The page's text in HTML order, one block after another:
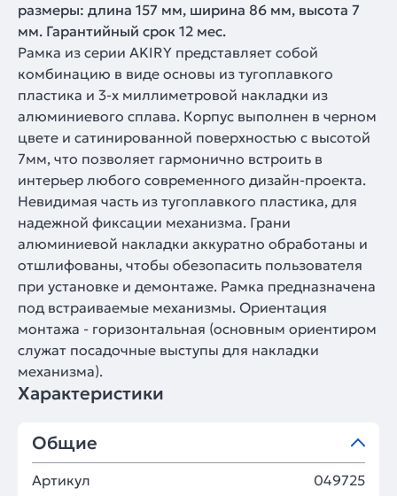
размеры: длина 157 мм, ширина 86 мм, высота 7
мм. Гарантийный срок 12 мес.
Рамка из серии AKIRY представляет собой
комбинацию в виде основы из тугоплавкого
пластика и 3-х миллиметровой накладки из
алюминиевого сплава. Корпус выполнен в черном
цвете и сатинированной поверхностью с высотой
7мм, что позволяет гармонично встроить в
интерьер любого современного дизайн-проекта.
Невидимая часть из тугоплавкого пластика, для
надежной фиксации механизма. Грани
алюминиевой накладки аккуратно обработаны и
отшлифованы, чтобы обезопасить пользователя
при установке и демонтаже. Рамка предназначена
под встраиваемые механизмы. Ориентация
монтажа - горизонтальная (основным ориентиром
служат посадочные выступы для накладки
механизма).
Характеристики
Общие
Артикул 049725